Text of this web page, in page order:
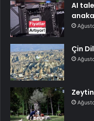
AI
Çin